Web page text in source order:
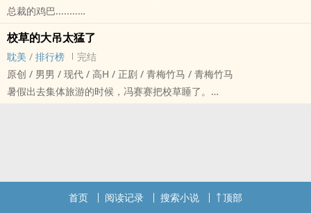
总裁的‌‎鸡‌‌巴‎‎........
校草的大吊太猛了
耽美 / 排行榜
完结
原创 / 男男 / 现代 / ‍高‌H‍‌ / 正剧 / 青梅竹马 / 青梅竹马
暑假出去集体旅游的时候，冯赛赛把校草睡了。
首页
阅读记录 搜索小说 顶部